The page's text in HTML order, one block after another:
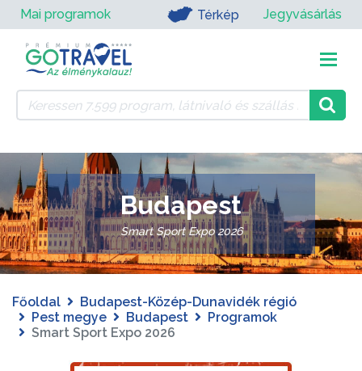
Mai programok Térkép Jegyvásárlás
Budapest
Smart Sport Expo 2026
Főoldal
Budapest-Közép-Dunavidék régió
Pest megye
Budapest
Programok
Smart Sport Expo 2026